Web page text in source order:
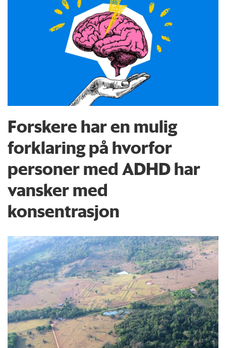
Forskere har en mulig
forklaring på hvorfor
personer med ADHD har
vansker med
konsentrasjon